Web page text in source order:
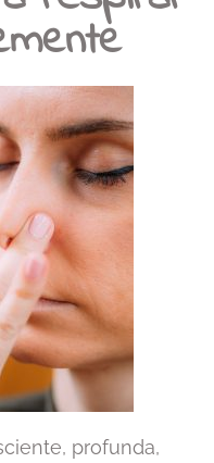
profunda,